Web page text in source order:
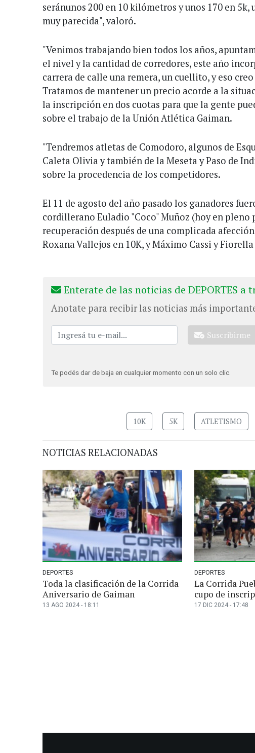
seránunos 200 en 10 kilómetros y unos 170 en
muy parecida", valoró.
"Venimos trabajando bien todos los años,
el nivel y la cantidad de corredores, este año
carrera de calle una remera, un cuellito, y eso
Tratamos de mantener un precio acorde a la
la inscripción en dos cuotas para que la gente
sobre el trabajo de la Unión Atlética Gaiman.
"Tendremos atletas de Comodoro, algunos de
Caleta Olivia y también de la Meseta y Paso de
sobre la procedencia de los competidores.
El 11 de agosto del año pasado los ganadores
cordillerano Euladio "Coco" Muñoz (hoy en pleno
recuperación después de una complicada
Roxana Vallejos en 10K, y Máximo Cassi y
Enterate de las noticias de DEPORTES
Anotate para recibir las noticias más
Suscribirme
Te podés dar de baja en cualquier momento con un solo clic.
10K 5K ATLETISMO
NOTICIAS RELACIONADAS
DEPORTES
Toda la clasificación de la Corrida
Aniversario de Gaiman
13 AGO 2024 - 18:11
DEPORTES
La Corrida
cupo de
17 DIC 2024 - 17:48